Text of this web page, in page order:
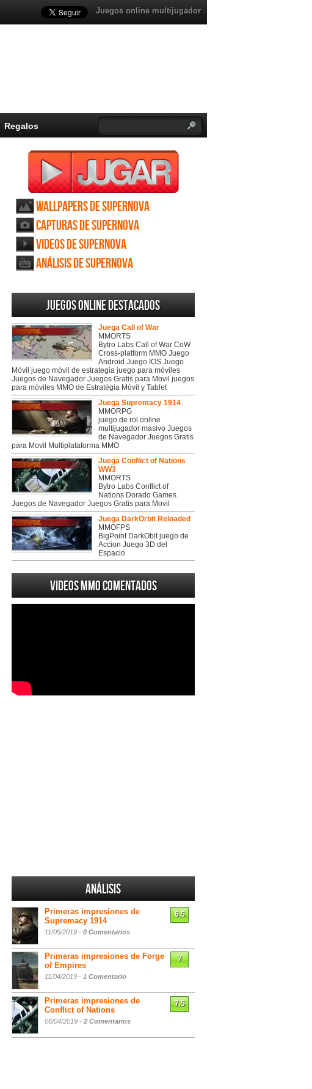
Juegos online multijugador
Regalos
Wallpapers de Supernova
Capturas de Supernova
Videos de Supernova
Análisis de Supernova
Juegos online destacados
Juega Call of War
MMORTS
Bytro Labs Call of War CoW
Cross-platform MMO Juego
Android Juego IOS Juego
Móvil juego móvil de estrategia juego para móviles
Juegos de Navegador Juegos Gratis para Movil juegos
para móviles MMO de Estratégia Móvil y Tablet
Juega Supremacy 1914
MMORPG
juego de rol online
multijugador masivo Juegos
de Navegador Juegos Gratis
para Movil Multiplataforma MMO
Juega Conflict of Nations
WW3
MMORTS
Bytro Labs Conflict of
Nations Dorado Games
Juegos de Navegador Juegos Gratis para Movil
Juega DarkOrbit Reloaded
MMOFPS
BigPoint DarkObit juego de
Accion Juego 3D del
Espacio
Videos MMO Comentados
Análisis
Primeras impresiones de
Supremacy 1914
11/05/2019 - 0 Comentarios
6.5
Primeras impresiones de Forge
of Empires
11/04/2019 - 1 Comentario
7
Primeras impresiones de
Conflict of Nations
06/04/2019 - 2 Comentarios
7.5